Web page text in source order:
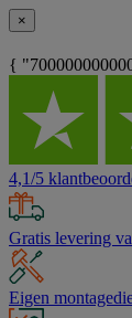
×
{
4,1/5
Gratis levering
Eigen